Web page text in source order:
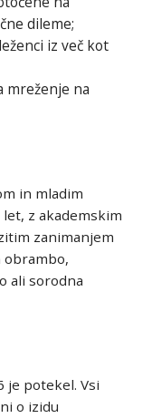
dileme;
iz več kot
mreženje na
in mladim
z akademskim
zanimanjem
obrambo,
ali sorodna
je potekel. Vsi
o izidu